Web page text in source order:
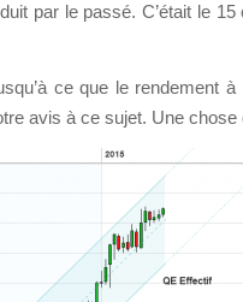
par le passé. C’était le
ce que le
avis à ce sujet. Une